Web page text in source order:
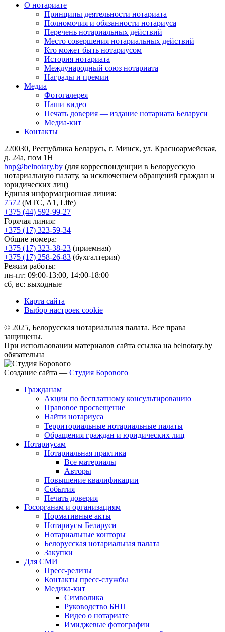
О нотариате
Принципы деятельности нотариата
Полномочия и обязанности нотариуса
Перечень нотариальных действий
Место совершения нотариальных действий
Кто может быть нотариусом
История нотариата
Международный союз нотариата
Награды и премии
Медиа
Фотогалерея
Наши видео
Печать доверия — издание нотариата Беларуси
Медиа-кит
Контакты
220030, Республика Беларусь, г. Минск, ул. Красноармейская,
д. 24а, пом 1Н
bnp@belnotary.by (для корреспонденции в Белорусскую
нотариальную палату, за исключением обращений граждан и
юридических лиц)
Единая информационная линия:
7572 (МТС, A1, Life)
+375 (44) 592-99-27
Горячая линия:
+375 (17) 323-59-34
Общие номера:
+375 (17) 323-38-23 (приемная)
+375 (17) 258-26-83 (бухгалтерия)
Режим работы:
пн-пт: 09:00-13:00, 14:00-18:00
сб, вс: выходные
Карта сайта
Выбор настроек cookie
© 2025, Белорусская нотариальная палата. Все права
защищены.
При использовании материалов сайта ссылка на belnotary.by
обязательна
Создание сайта — Студия Борового
Гражданам
Акции по бесплатному консультированию
Правовое просвещение
Найти нотариуса
Территориальные нотариальные палаты
Обращения граждан и юридических лиц
Нотариусам
Нотариальная практика
Все материалы
Авторы
Повышение квалификации
События
Печать доверия
Госорганам и организациям
Нормативные акты
Нотариусы Беларуси
Нотариальные конторы
Белорусская нотариальная палата
Закупки
Для СМИ
Пресс-релизы
Контакты пресс-службы
Медика-кит
Символика
Руководство БНП
Видео о нотариате
Имиджевые фотографии